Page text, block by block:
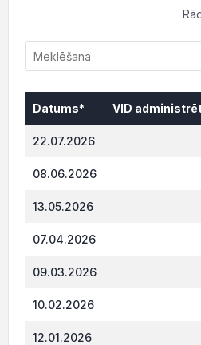
Datums*
VID
22.07.2026
08.06.2026
13.05.2026
07.04.2026
09.03.2026
10.02.2026
12.01.2026